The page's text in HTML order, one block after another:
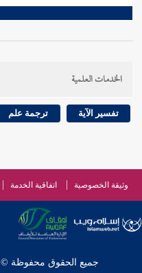
الخدمات العلمية
تفسير الآية ترجمة علم
وثيقة الخصوصية اتفاقية الخدمة
جميع الحقوق محفوظة © 2026 - 1998 لشبكة إسلام ويب